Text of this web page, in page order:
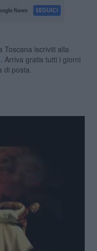
Toscana iscriviti alla
Arriva gratis tutti i giorni
posta.